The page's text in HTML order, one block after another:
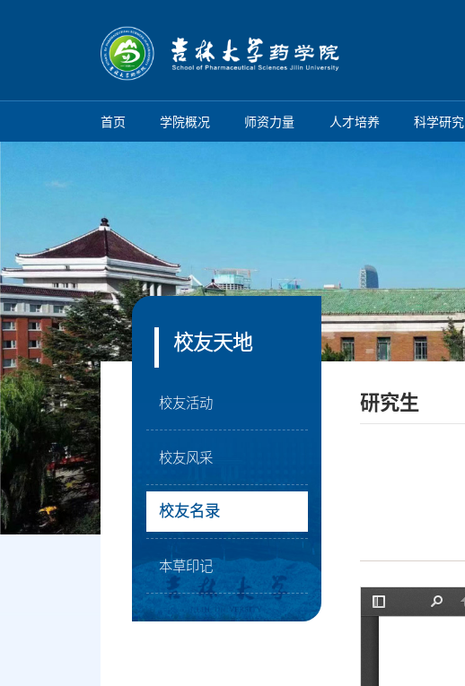
首页 学院概况 师资力量 人才培养 科学研究
校友天地
校友活动
校友风采
校友名录
本草印记
研究生